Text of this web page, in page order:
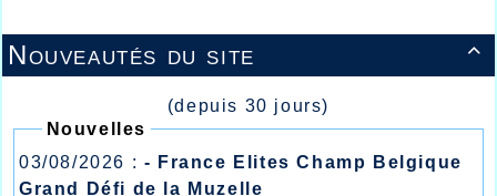

Nouveautés du site
(depuis 30 jours)
Nouvelles
03/08/2026 : - France Elites Champ Belgique
Grand Défi de la Muzelle